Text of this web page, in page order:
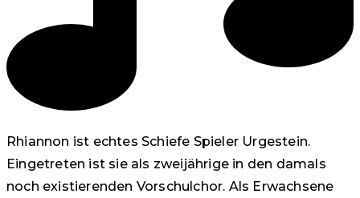
Rhiannon ist echtes Schiefe Spieler Urgestein.
Eingetreten ist sie als zweijährige in den damals
noch existierenden Vorschulchor. Als Erwachsene